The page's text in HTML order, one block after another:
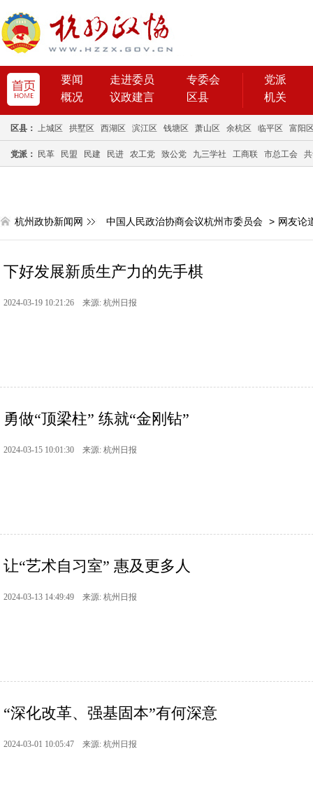
要闻 走进委员
专委会
概况
议政建言 区县
党派
机关
区县： 上城区 拱墅区 西湖区 滨江区 钱塘区 萧山区 余杭区 临平区 富阳
党派： 民革 民盟 民建 民进 农工党 致公党 九三学社 工商联 市总工会
杭州政协新闻网 中国人民政治协商会议杭州市委员会 > 网友论
下好发展新质生产力的先手棋
2024-03-19 10:21:26 来源: 杭州日报
勇做“顶梁柱” 练就“金刚钻”
2024-03-15 10:01:30 来源: 杭州日报
让“艺术自习室” 惠及更多人
2024-03-13 14:49:49 来源: 杭州日报
“深化改革、强基固本”有何深意
2024-03-01 10:05:47 来源: 杭州日报